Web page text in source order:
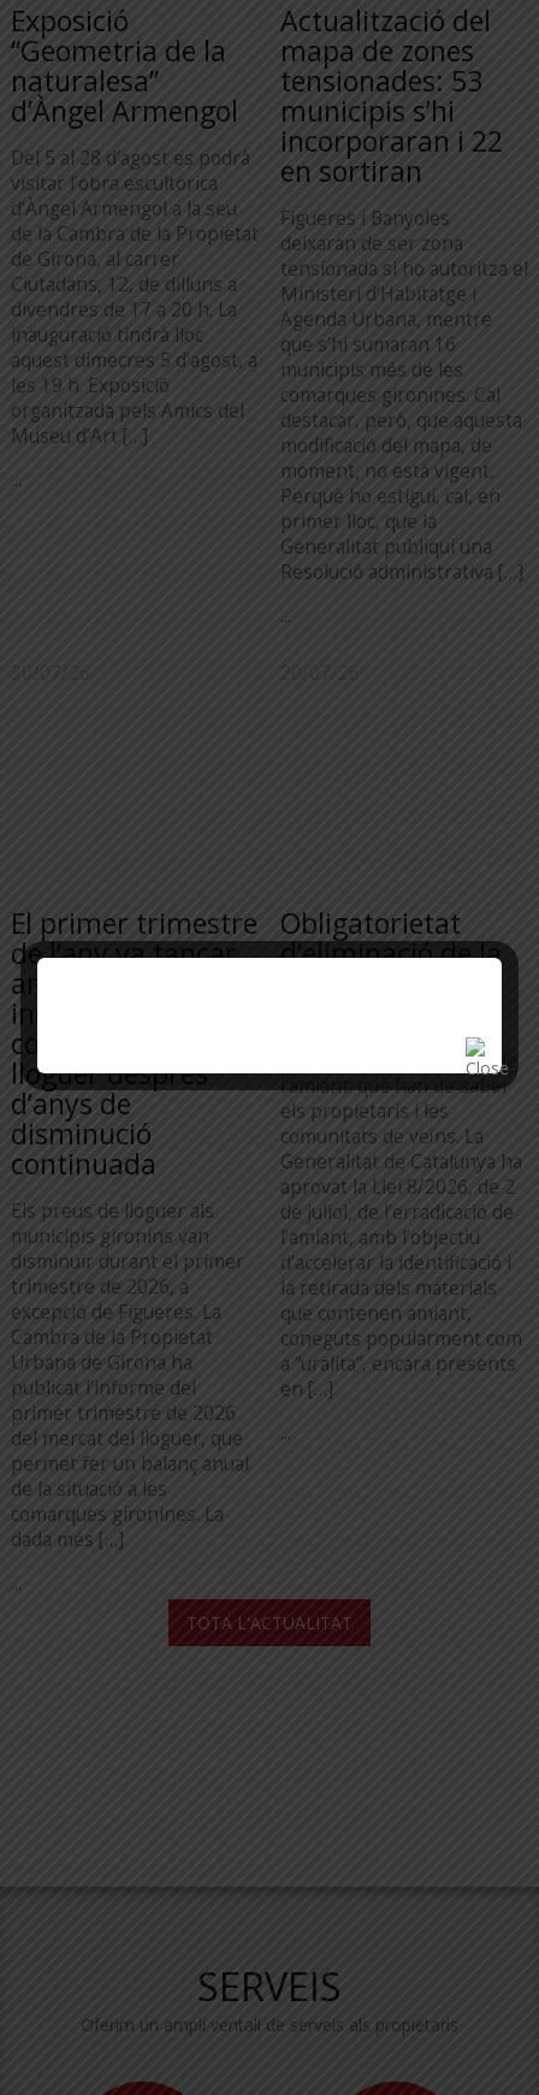
Exposició
“Geometria de la
naturalesa”
d’Àngel Armengol
Del 5 al 28 d’agost es podrà
visitar l’obra escultòrica
d’Àngel Armengol a la seu
de la Cambra de la Propietat
de Girona, al carrer
Ciutadans, 12, de dilluns a
divendres de 17 a 20 h. La
inauguració tindrà lloc
aquest dimecres 5 d’agost, a
les 19 h. Exposició
organitzada pels Amics del
Museu d’Art […]
...
Actualització del
mapa de zones
tensionades: 53
municipis s’hi
incorporaran i 22
en sortiran
Figueres i Banyoles
deixaran de ser zona
tensionada si ho autoritza el
Ministeri d’Habitatge i
Agenda Urbana, mentre
que s’hi sumaran 16
municipis més de les
comarques gironines. Cal
destacar, però, que aquesta
modificació del mapa, de
moment, no està vigent.
Perquè ho estigui, cal, en
primer lloc, que la
Generalitat publiqui una
Resolució administrativa […]
...
30/07/26
El primer trimestre
de l’any va tancar
amb un fort
increment dels
contractes de
lloguer després
d’anys de
disminució
continuada
Els preus de lloguer als
municipis gironins van
disminuir durant el primer
trimestre de 2026, a
excepció de Figueres. La
Cambra de la Propietat
Urbana de Girona ha
publicat l’informe del
primer trimestre de 2026
del mercat del lloguer, que
permet fer un balanç anual
de la situació a les
comarques gironines. La
dada més […]
...
20/07/26
Obligatorietat
d’eliminació de la
La nova llei d’erradicació de
l’amiant: què han de saber
els propietaris i les
comunitats de veïns. La
Generalitat de Catalunya ha
aprovat la Llei 8/2026, de 2
de juliol, de l’erradicació de
l’amiant, amb l’objectiu
d’accelerar la identificació i
la retirada dels materials
que contenen amiant,
coneguts popularment com
a “uralita”, encara presents
en […]
...
TOTA L'ACTUALITAT
SERVEIS
Oferim un ampli ventall de serveis als propietaris